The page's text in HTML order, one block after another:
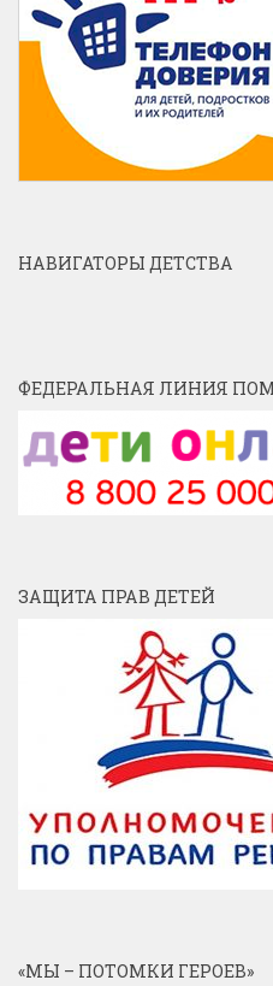
НАВИГАТОРЫ ДЕТСТВА
ФЕДЕРАЛЬНАЯ ЛИНИЯ
ЗАЩИТА ПРАВ ДЕТЕЙ
«МЫ – ПОТОМКИ ГЕРОЕВ»